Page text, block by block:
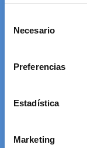
Necesario
Preferencias
Estadística
Marketing
horas